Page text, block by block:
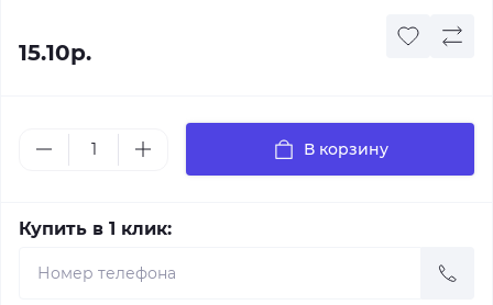
15.10р.
В корзину
Купить в 1 клик: